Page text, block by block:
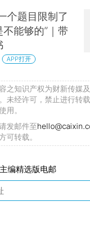
个题目限制了
能够的”｜带
APP打开
之知识产权为财新传媒
未经许可，禁止进行转
用。
发邮件至
可转载。
编精选版电邮